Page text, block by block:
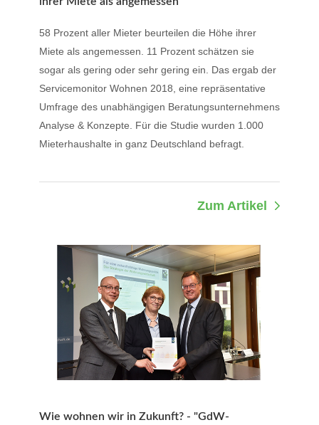
58 Prozent aller Mieter beurteilen die Höhe ihrer
Miete als angemessen. 11 Prozent schätzen sie
sogar als gering oder sehr gering ein. Das ergab der
Servicemonitor Wohnen 2018, eine repräsentative
Umfrage des unabhängigen Beratungsunternehmens
Analyse & Konzepte. Für die Studie wurden 1.000
Mieterhaushalte in ganz Deutschland befragt.
Zum Artikel
Wie wohnen wir in Zukunft? - "GdW-